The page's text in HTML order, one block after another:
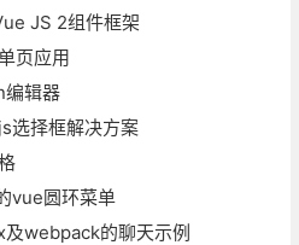
JS 2组件框架
页应用
辑器
选择框解决方案
vue圆环菜单
webpack的聊天示例